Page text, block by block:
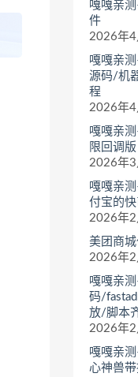
嘎嘎亲
件
2026年4
嘎嘎亲
源码/机
程
2026年4
嘎嘎亲
限回调版
2026年3
嘎嘎亲
付宝的
2026年2
美团商
2026年2
嘎嘎亲
码/
放/脚本
2026年2
嘎嘎亲
心神兽